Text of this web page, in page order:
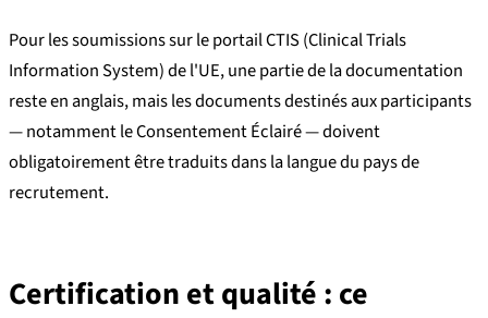
Pour les soumissions sur le portail CTIS (Clinical Trials
Information System) de l'UE, une partie de la documentation
reste en anglais, mais les documents destinés aux participants
— notamment le Consentement Éclairé — doivent
obligatoirement être traduits dans la langue du pays de
recrutement.
Certification et qualité : ce